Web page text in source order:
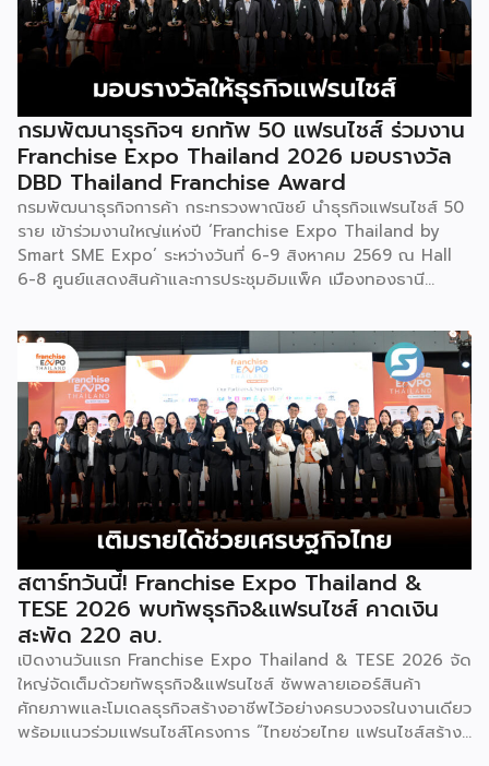
กรมพัฒนาธุรกิจฯ ยกทัพ 50 แฟรนไชส์ ร่วมงาน
Franchise Expo Thailand 2026 มอบรางวัล
DBD Thailand Franchise Award
กรมพัฒนาธุรกิจการค้า กระทรวงพาณิชย์ นำธุรกิจแฟรนไชส์ 50
ราย เข้าร่วมงานใหญ่แห่งปี ‘Franchise Expo Thailand by
Smart SME Expo’ ระหว่างวันที่ 6-9 สิงหาคม 2569 ณ Hall
6-8 ศูนย์แสดงสินค้าและการประชุมอิมแพ็ค เมืองทองธานี
2026 ให้แก่ผู้ประกอบธุรกิจแฟรนไชส์ที่อยู่ในการส่งเสริมสนับสนุน
ของกรมฯ นายพูนพงษ์ นัยนาภากรณ์ อธิบดีกรมพัฒนาธุรกิจ
การค้า กระทรวงพาณิชย์ เปิดเผยภายหลังเป็นประธานเปิดงาน
“งานแฟรนไชส์ เอ็กซ์โป ไทยแลนด์ บาย สมาร์ท เอสเอ็มอี เอ็กซ์
โป (Franchise Expo Thailand by Smart SME Expo)” ซึ่ง
เป็นงานแสดงธุรกิจแฟรนไชส์ชั้นนำที่จัดขึ้นโดย บริษัท พีเอ็มจี
คอร์ปอเรชัน จำกัด เพื่อยกระดับศักยภาพของผู้ประกอบการและ
เจ้าของธุรกิจที่ต้องการขยายกิจการผ่านระบบแฟรนไชส์ […]
สตาร์ทวันนี้! Franchise Expo Thailand &
TESE 2026 พบทัพธุรกิจ&แฟรนไชส์ คาดเงิน
สะพัด 220 ลบ.
เปิดงานวันแรก Franchise Expo Thailand & TESE 2026 จัด
ใหญ่จัดเต็มด้วยทัพธุรกิจ&แฟรนไชส์ ซัพพลายเออร์สินค้า
ศักยภาพและโมเดลธุรกิจสร้างอาชีพไว้อย่างครบวงจรในงานเดียว
พร้อมแนวร่วมแฟรนไชส์โครงการ “ไทยช่วยไทย แฟรนไชส์สร้าง